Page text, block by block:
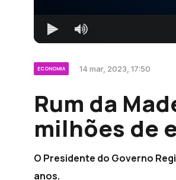
ECONOMIA 14 mar, 2023, 17:50
Rum da
milhões de
O Presidente do Governo
anos.